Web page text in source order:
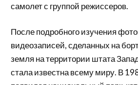
самолет с группой режиссеров.
После подробного изучения
видеозаписей, сделанных на
земля на территории штата
стала известна всему миру. В